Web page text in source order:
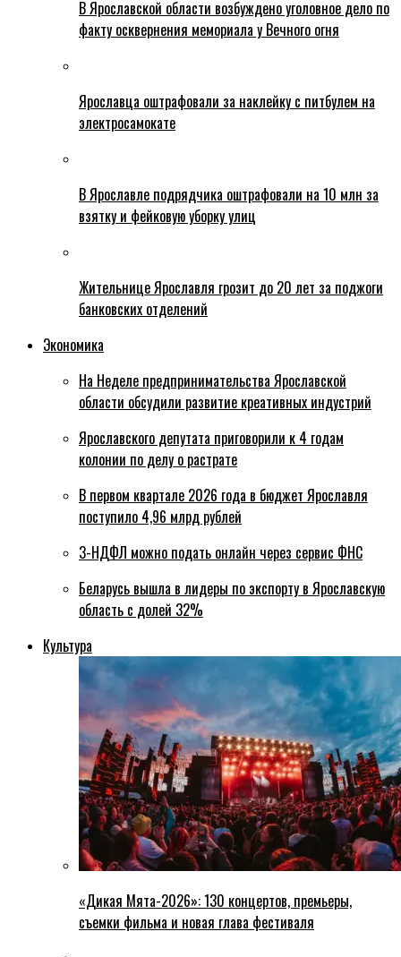
В Ярославской области возбуждено уголовное дело по
факту осквернения мемориала у Вечного огня
Ярославца оштрафовали за наклейку с питбулем на
электросамокате
В Ярославле подрядчика оштрафовали на 10 млн за
взятку и фейковую уборку улиц
Жительнице Ярославля грозит до 20 лет за поджоги
банковских отделений
Экономика
На Неделе предпринимательства Ярославской
области обсудили развитие креативных индустрий
Ярославского депутата приговорили к 4 годам
колонии по делу о растрате
В первом квартале 2026 года в бюджет Ярославля
поступило 4,96 млрд рублей
3-НДФЛ можно подать онлайн через сервис ФНС
Беларусь вышла в лидеры по экспорту в Ярославскую
область с долей 32%
Культура
«Дикая Мята-2026»: 130 концертов, премьеры,
съемки фильма и новая глава фестиваля